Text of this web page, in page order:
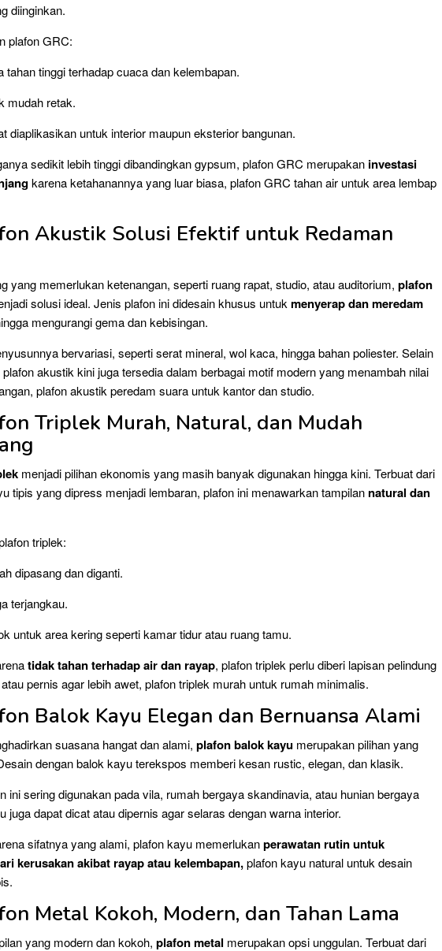
diinginkan.
plafon GRC:
tahan tinggi terhadap cuaca dan kelembapan.
mudah retak.
diaplikasikan untuk interior maupun eksterior bangunan.
sedikit lebih tinggi dibandingkan gypsum, plafon GRC merupakan investasi
karena ketahanannya yang luar biasa, plafon GRC tahan air untuk area lembap
Akustik Solusi Efektif untuk Redaman
yang memerlukan ketenangan, seperti ruang rapat, studio, atau auditorium, plafon
solusi ideal. Jenis plafon ini didesain khusus untuk menyerap dan meredam
mengurangi gema dan kebisingan.
bervariasi, seperti serat mineral, wol kaca, hingga bahan poliester. Selain
akustik kini juga tersedia dalam berbagai motif modern yang menambah nilai
plafon akustik peredam suara untuk kantor dan studio.
Triplek Murah, Natural, dan Mudah
menjadi pilihan ekonomis yang masih banyak digunakan hingga kini. Terbuat dari
tipis yang dipress menjadi lembaran, plafon ini menawarkan tampilan natural dan
triplek:
dipasang dan diganti.
terjangkau.
untuk area kering seperti kamar tidur atau ruang tamu.
tidak tahan terhadap air dan rayap, plafon triplek perlu diberi lapisan pelindung
pernis agar lebih awet, plafon triplek murah untuk rumah minimalis.
Balok Kayu Elegan dan Bernuansa Alami
suasana hangat dan alami, plafon balok kayu merupakan pilihan yang
dengan balok kayu terekspos memberi kesan rustic, elegan, dan klasik.
ini sering digunakan pada vila, rumah bergaya skandinavia, atau hunian bergaya
juga dapat dicat atau dipernis agar selaras dengan warna interior.
sifatnya yang alami, plafon kayu memerlukanperawatan rutin untuk
kerusakan akibat rayap atau kelembapan,plafon kayu natural untuk desain
Metal Kokoh, Modern, dan Tahan Lama
yang modern dan kokoh, plafon metal merupakan opsi unggulan. Terbuat dari